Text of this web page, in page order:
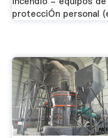
protecciÓn personal